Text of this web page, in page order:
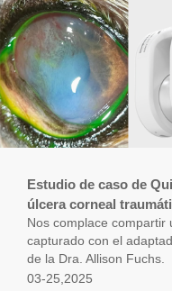
Estudio de caso de
úlcera corneal
Nos complace
capturado con el
de la Dra. Allison Fuchs.
03-25,2025